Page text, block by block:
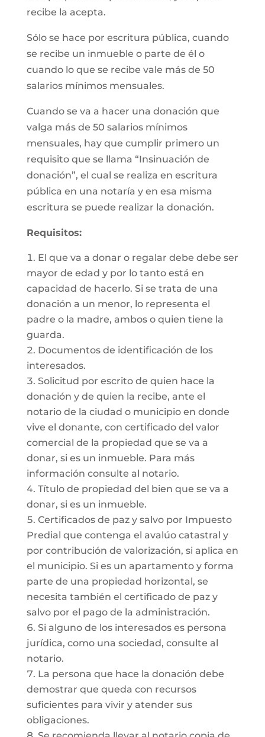
recibe la acepta.
Sólo se hace por escritura pública, cuando
se recibe un inmueble o parte de él o
cuando lo que se recibe vale más de 50
salarios mínimos mensuales.
Cuando se va a hacer una donación que
valga más de 50 salarios mínimos
mensuales, hay que cumplir primero un
requisito que se llama “Insinuación de
donación”, el cual se realiza en escritura
pública en una notaría y en esa misma
escritura se puede realizar la donación.
Requisitos:
El que va a donar o regalar debe debe ser
mayor de edad y por lo tanto está en
capacidad de hacerlo. Si se trata de una
donación a un menor, lo representa el
padre o la madre, ambos o quien tiene la
guarda.
Documentos de identificación de los
interesados.
Solicitud por escrito de quien hace la
donación y de quien la recibe, ante el
notario de la ciudad o municipio en donde
vive el donante, con certificado del valor
comercial de la propiedad que se va a
donar, si es un inmueble. Para más
información consulte al notario.
Título de propiedad del bien que se va a
donar, si es un inmueble.
Certificados de paz y salvo por Impuesto
Predial que contenga el avalúo catastral y
por contribución de valorización, si aplica en
el municipio. Si es un apartamento y forma
parte de una propiedad horizontal, se
necesita también el certificado de paz y
salvo por el pago de la administración.
Si alguno de los interesados es persona
jurídica, como una sociedad, consulte al
notario.
La persona que hace la donación debe
demostrar que queda con recursos
suficientes para vivir y atender sus
obligaciones.